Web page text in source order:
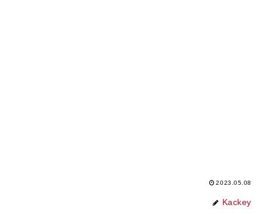
2023.05.08
Kackey